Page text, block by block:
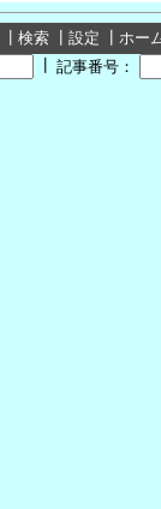
検索 設定
ホー
記事番号：